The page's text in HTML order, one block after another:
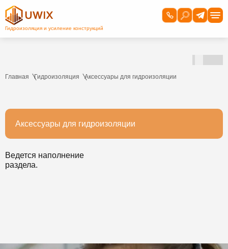
Главная Гидроизоляция Аксессуары для гидроизоляции
Аксессуары для гидроизоляции
Ведется наполнение
раздела.